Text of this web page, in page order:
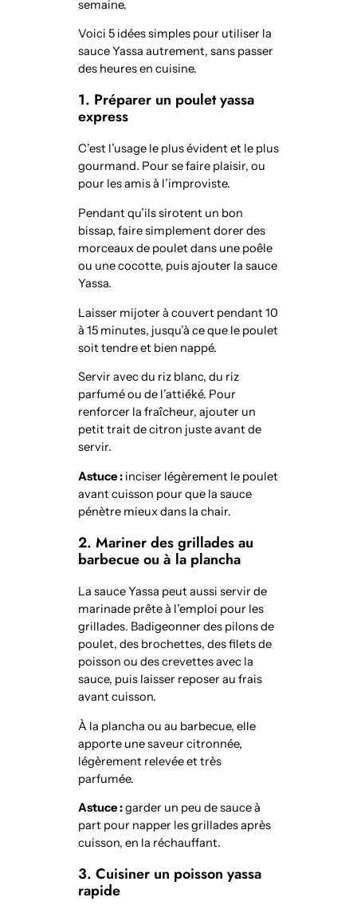
semaine.
Voici 5 idées simples pour utiliser la
sauce Yassa autrement, sans passer
des heures en cuisine.
1. Préparer un poulet yassa
express
C’est l’usage le plus évident et le plus
gourmand. Pour se faire plaisir, ou
pour les amis à l’improviste.
Pendant qu’ils sirotent un bon
bissap, faire simplement dorer des
morceaux de poulet dans une poêle
ou une cocotte, puis ajouter la sauce
Yassa.
Laisser mijoter à couvert pendant 10
à 15 minutes, jusqu’à ce que le poulet
soit tendre et bien nappé.
Servir avec du riz blanc, du riz
parfumé ou de l’attiéké. Pour
renforcer la fraîcheur, ajouter un
petit trait de citron juste avant de
servir.
Astuce :inciser légèrement le poulet
avant cuisson pour que la sauce
pénètre mieux dans la chair.
2. Mariner des grillades au
barbecue ou à la plancha
La sauce Yassa peut aussi servir de
marinade prête à l’emploi pour les
grillades. Badigeonner des pilons de
poulet, des brochettes, des filets de
poisson ou des crevettes avec la
sauce, puis laisser reposer au frais
avant cuisson.
À la plancha ou au barbecue, elle
apporte une saveur citronnée,
légèrement relevée et très
parfumée.
Astuce :garder un peu de sauce à
part pour napper les grillades après
cuisson, en la réchauffant.
3. Cuisiner un poisson yassa
rapide